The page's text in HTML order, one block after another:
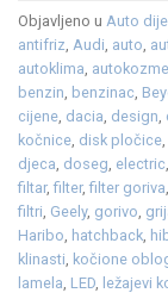
Objavljeno u Auto
antifriz Audi auto
autoklima
benzin benzinac
cijene dacia design
kočnice disk pločice
djeca doseg electric
filtar,filter,filter goriva
filtri Geely, gorivo
Haribo hatchback
klinasti kočione
lamela LED ležajevi